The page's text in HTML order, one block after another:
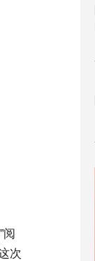
阅
次